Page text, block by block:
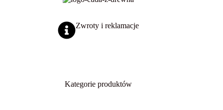
Zwroty i reklamacje
Kategorie produktów